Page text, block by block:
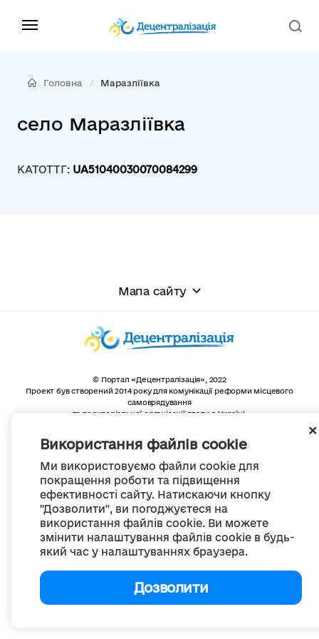
Використання файлів cookie
Ми використовуємо файли cookie для
покращення роботи та підвищення
ефективності сайту. Натискаючи кнопку
"Дозволити", ви погоджуєтеся на
використання файлів cookie. Ви можете
змінити налаштування файлів cookie в будь-
який час у налаштуваннях браузера.
Дозволити
Головна Маразліївка
село Маразліївка
КАТОТТГ: UA51040030070084299
Мапа сайту
© Портал «Децентралізація», 2022
Проект був створений 2014 року для комунікації реформи місцевого
самоврядування
та територіальної організації влади в Україні.
Весь контент доступний за ліцензією
Creative Commons Attribution 4.0 International license,
якщо не зазначено інше